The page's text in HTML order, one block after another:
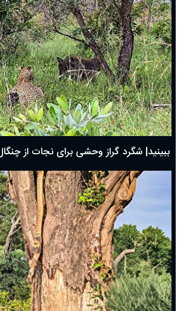
ببینید| شگرد گراز وحشی برای نجات از